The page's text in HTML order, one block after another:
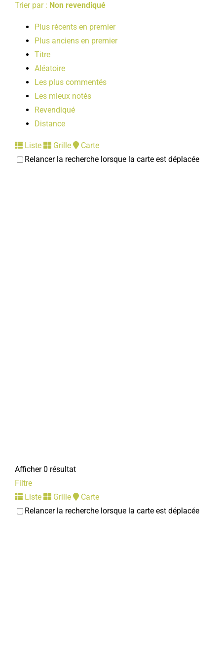
Trier par : Non revendiqué
Plus récents en premier
Plus anciens en premier
Titre
Aléatoire
Les plus commentés
Les mieux notés
Revendiqué
Distance
Liste Grille
Carte
Relancer la recherche lorsque la carte est déplacée
Afficher 0 résultat
Filtre
Liste
Grille
Carte
Relancer la recherche lorsque la carte est déplacée